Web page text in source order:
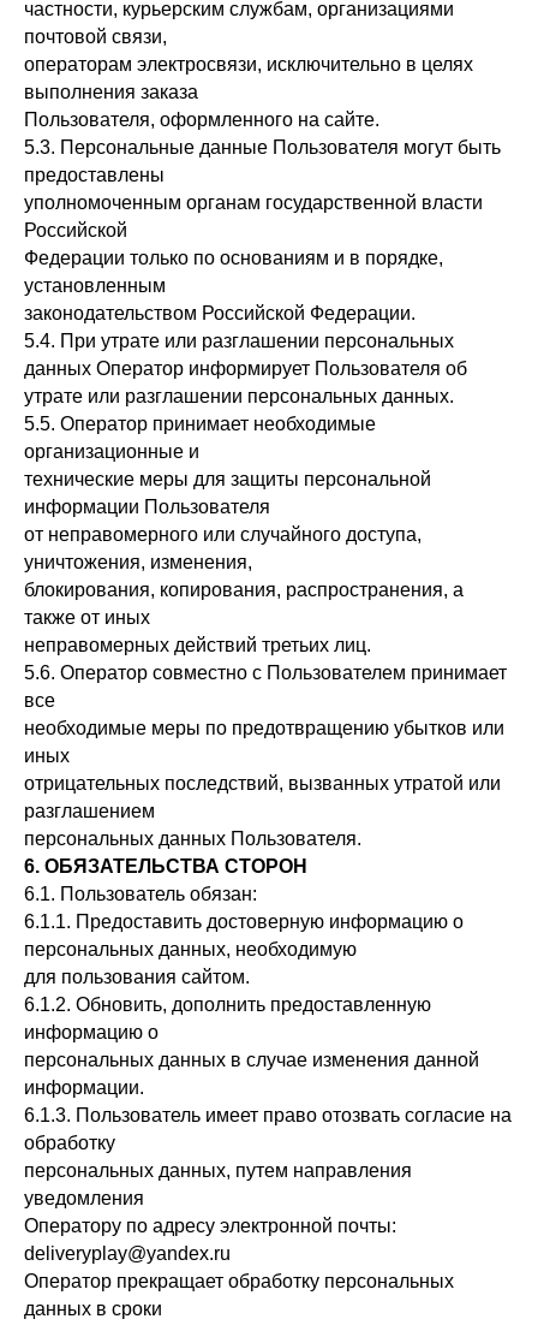
частности, курьерским службам, организациями
почтовой связи,
операторам электросвязи, исключительно в целях
выполнения заказа
Пользователя, оформленного на сайте.
5.3. Персональные данные Пользователя могут быть
предоставлены
уполномоченным органам государственной власти
Российской
Федерации только по основаниям и в порядке,
установленным
законодательством Российской Федерации.
5.4. При утрате или разглашении персональных
данных Оператор информирует Пользователя об
утрате или разглашении персональных данных.
5.5. Оператор принимает необходимые
организационные и
технические меры для защиты персональной
информации Пользователя
от неправомерного или случайного доступа,
уничтожения, изменения,
блокирования, копирования, распространения, а
также от иных
неправомерных действий третьих лиц.
5.6. Оператор совместно с Пользователем принимает
все
необходимые меры по предотвращению убытков или
иных
отрицательных последствий, вызванных утратой или
разглашением
персональных данных Пользователя.
6. ОБЯЗАТЕЛЬСТВА СТОРОН
6.1. Пользователь обязан:
6.1.1. Предоставить достоверную информацию о
персональных данных, необходимую
для пользования сайтом.
6.1.2. Обновить, дополнить предоставленную
информацию о
персональных данных в случае изменения данной
информации.
6.1.3. Пользователь имеет право отозвать согласие на
обработку
персональных данных, путем направления
уведомления
Оператору по адресу электронной почты:
deliveryplay@yandex.ru
Оператор прекращает обработку персональных
данных в сроки